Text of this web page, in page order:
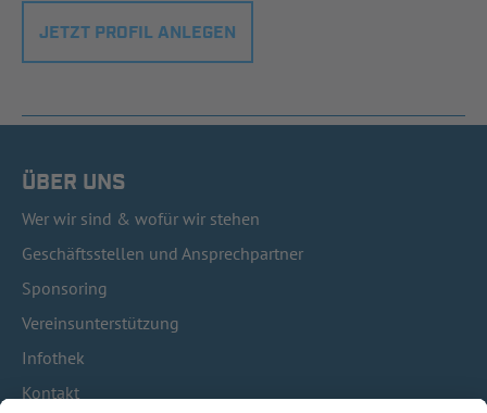
JETZT PROFIL ANLEGEN
ÜBER UNS
Wer wir sind & wofür wir stehen
Geschäftsstellen und Ansprechpartner
Sponsoring
Vereinsunterstützung
Infothek
Kontakt